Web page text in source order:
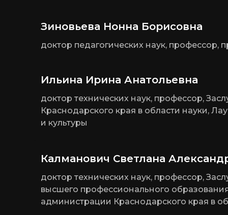
доктор педагогических наук,
Зиновьева Нонна Борисовна
доктор технических наук, профессор,
Краснодарского края в области науки,
и культуры
Ильина Ирина Анатольевна
доктор технических наук, профессор,
высшего профессионального
администрации Краснодарского края в
Калманович Светлана